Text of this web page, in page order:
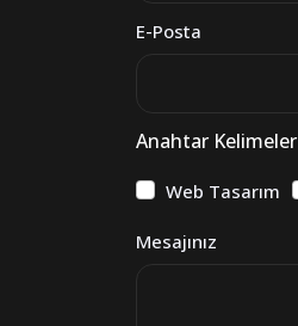
E-Posta
Anahtar Kelimeler
Web Tasarım
Mesajınız